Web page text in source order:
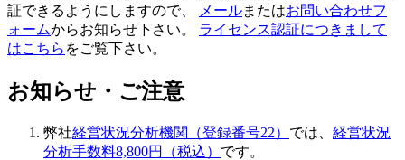
証できるようにしますので、
メールまたはお問い合わせフ
ォームからお知らせ下さい。 ライセンス認証につきまして
はこちら をご覧下さい。
お知らせ・ご注意
弊社経営状況分析機関（登録番号22） では、 経営状況
分析手数料8,800円（税込） です。